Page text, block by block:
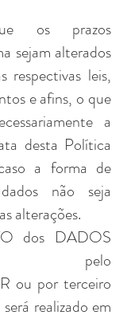
os prazos
sejam alterados
respectivas leis,
e afins, o que
a
desta Política
a forma de
não seja
alterações.
dos DADOS
pelo
ou por terceiro
realizado em